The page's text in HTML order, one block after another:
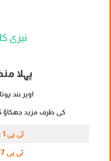
تیزی
پہلا
اوپر بند
کی طرف مزید جھکاؤ
ٹی پی 1 :
ٹی پی ۲: